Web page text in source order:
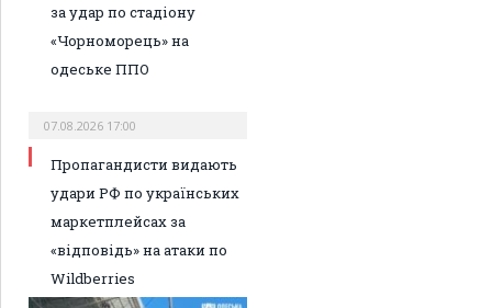
за удар по стадіону
«Чорноморець» на
одеське ППО
07.08.2026 17:00
Пропагандисти видають
удари РФ по українських
маркетплейсах за
«відповідь» на атаки по
Wildberries